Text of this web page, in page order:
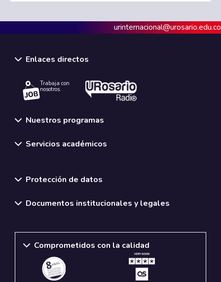
urinternacional@urosario.edu.co
Enlaces directos
Trabaja con
nosotros.
Nuestros programas
Servicios académicos
Protección de datos
Documentos institucionales y legales
Comprometidos con la calidad